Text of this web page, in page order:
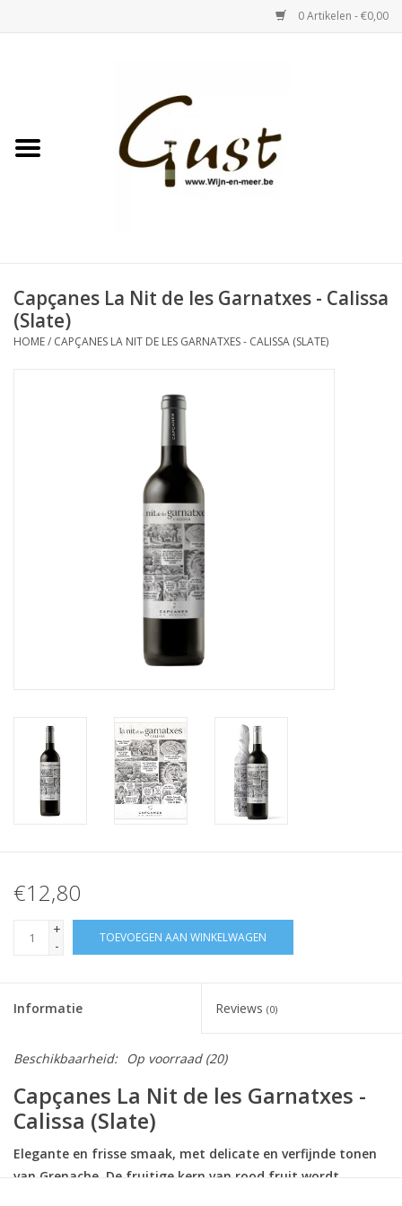
0 Artikelen - €0,00
Witte wijn
Bubbels & Vermout
Sterke Dranken
Capçanes La Nit de les Garnatxes - Calissa
(Slate)
HOME/ CAPÇANES LA NIT DE LES GARNATXES - CALISSA (SLATE)
€12,80
+
-
TOEVOEGEN AAN WINKELWAGEN
Informatie Reviews (0)
Beschikbaarheid: Op voorraad(20)
Capçanes La Nit de les Garnatxes -
Calissa (Slate)
Elegante en frisse smaak, met delicate en verfijnde tonen
van Grenache. De fruitige kern van rood fruit wordt